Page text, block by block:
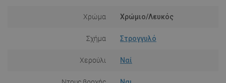
Χρώμα Χρώμιο/Λευκός
Σχήμα Στρογγυλό
Χερούλι Ναί